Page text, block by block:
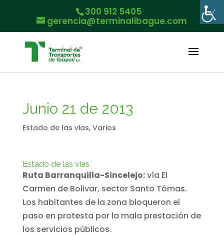
300 912 5405
gerencia@terminalibague.com
Junio 21 de 2013
Estado de las vias, Varios
Estado de las vías
Ruta Barranquilla-Sincelejo:vía El
Carmen de Bolivar, sector Santo Tómas.
Los habitantes de la zona bloqueron el
paso en protesta por la mala prestación de
los servicios públicos.